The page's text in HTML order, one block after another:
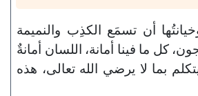
أن تسمَع الكذِب والنميمة
كل ما فينا أمانة، اللسان أمانةٌ
بما لا يرضي الله تعالى، هذه